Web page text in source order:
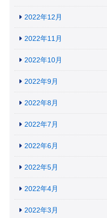
2022年12月
2022年11月
2022年10月
2022年9月
2022年8月
2022年7月
2022年6月
2022年5月
2022年4月
2022年3月